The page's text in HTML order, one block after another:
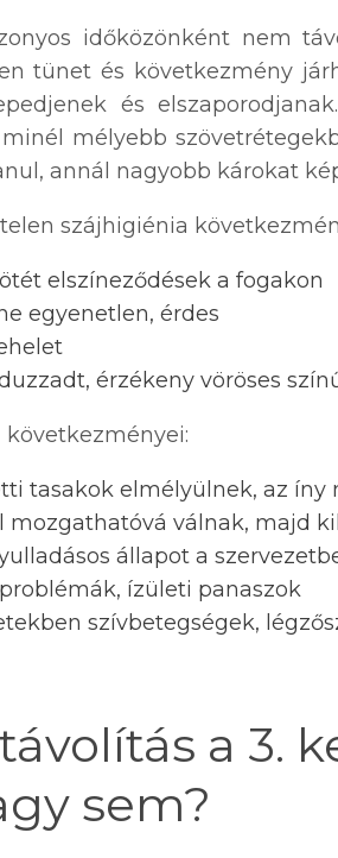
időközönként nem
tünet és következmény
és
minél mélyebb
annál nagyobb károkat
szájhigiénia
elszíneződések a fogakon
egyenetlen, érdes
érzékeny vöröses
tasakok elmélyülnek, az íny
mozgathatóvá válnak, majd
állapot a
ízületi panaszok
szívbetegségek,
a 3.
sem?